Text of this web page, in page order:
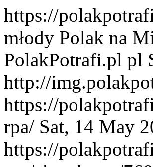
https://
młody Polak na
PolakPotrafi.pl pl
http://
https://
rpa/ Sat, 14 May
https://